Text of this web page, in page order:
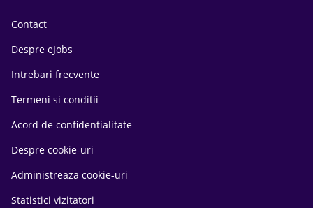
Contact
Despre eJobs
Intrebari frecvente
Termeni si conditii
Acord de confidentialitate
Despre cookie-uri
Administreaza cookie-uri
Statistici vizitatori